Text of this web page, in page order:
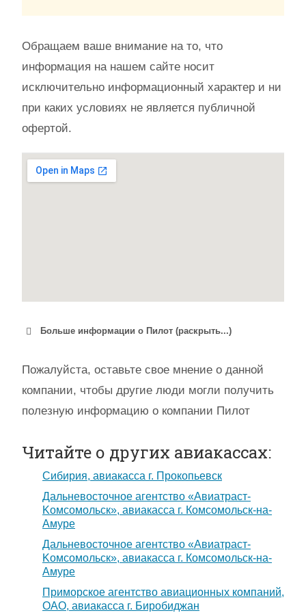
Обращаем ваше внимание на то, что
информация на нашем сайте носит
исключительно информационный характер и ни
при каких условиях не является публичной
офертой.
Больше информации о Пилот (раскрыть...)
Пожалуйста, оставьте свое мнение о данной
компании, чтобы другие люди могли получить
полезную информацию о компании Пилот
Читайте о других авиакассах:
Сибирия, авиакасса г. Прокопьевск
Дальневосточное агентство «Авиатраст-
Koмсомольск», авиакасса г. Комсомольск-на-
Амуре
Дальневосточное агентство «Авиатраст-
Koмсомольск», авиакасса г. Комсомольск-на-
Амуре
Приморское агентство авиационных компаний,
ОАО, авиакасса г. Биробиджан